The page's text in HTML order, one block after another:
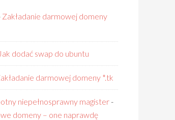
Zakładanie darmowej domeny
Jak dodać swap do ubuntu
darmowej domeny *.tk
niepełnosprawny magister-
domeny – one naprawdę